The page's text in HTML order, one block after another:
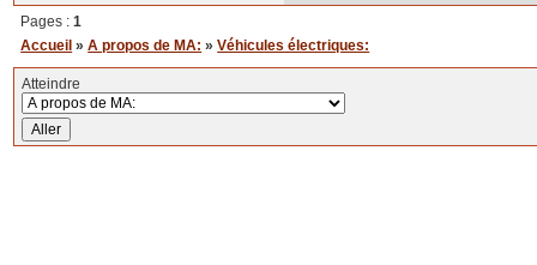
Pages :1
Accueil »A propos de MA: »Véhicules électriques:
Atteindre